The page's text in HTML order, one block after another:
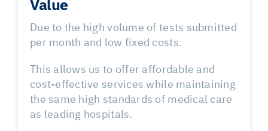
Value
Due to the high volume of tests submitted
per month and low fixed costs.
This allows us to offer affordable and
cost-effective services while maintaining
the same high standards of medical care
as leading hospitals.